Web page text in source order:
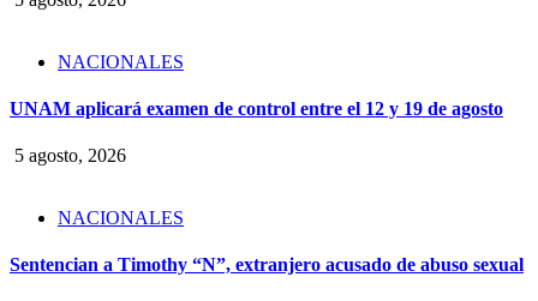
NACIONALES
UNAM aplicará examen de control entre el 12 y 19 de agosto
5 agosto, 2026
NACIONALES
Sentencian a Timothy “N”, extranjero acusado de abuso sexual